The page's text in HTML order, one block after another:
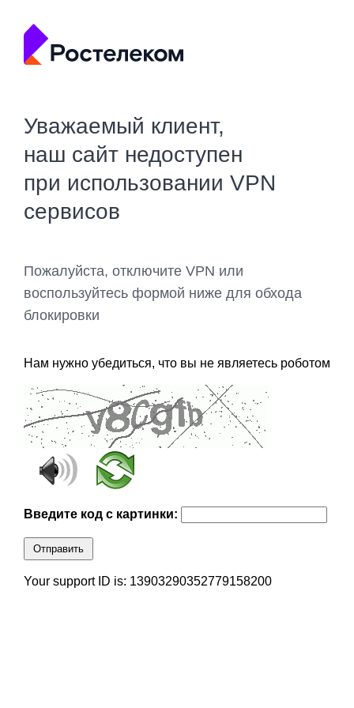
Уважаемый клиент,
наш сайт недоступен
при использовании VPN
сервисов
Пожалуйста, отключите VPN или
воспользуйтесь формой ниже для обхода
блокировки
Нам нужно убедиться, что вы не являетесь роботом
Введите код с картинки:
Отправить
Your support ID is: 13903290352779158200